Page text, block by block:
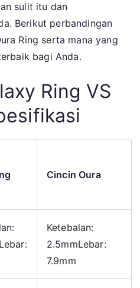
sulit itu dan
Berikut perbandingan
Ring serta mana yang
bagi Anda.
Ring VS
Cincin Oura
Ketebalan:
2.5mmLebar:
7.9mm